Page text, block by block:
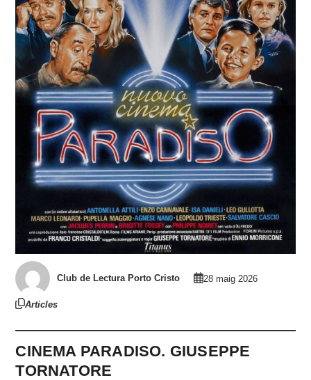
Club de Lectura Porto Cristo 28 maig 2026
Articles
CINEMA PARADISO. GIUSEPPE
TORNATORE